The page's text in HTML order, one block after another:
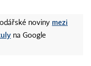
noviny mezi
na Google